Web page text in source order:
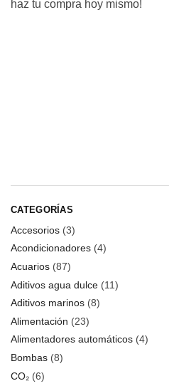
haz tu compra hoy mismo!
CATEGORÍAS
Accesorios (3)
Acondicionadores (4)
Acuarios (87)
Aditivos agua dulce (11)
Aditivos marinos (8)
Alimentación (23)
Alimentadores automáticos (4)
Bombas (8)
CO₂ (6)